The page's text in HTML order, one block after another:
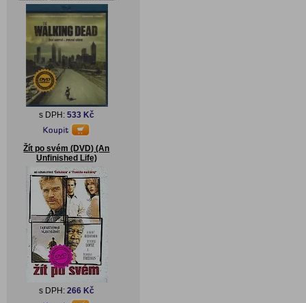
s DPH: 533 Kč
Žít po svém (DVD) (An
Unfinished Life)
s DPH: 266 Kč